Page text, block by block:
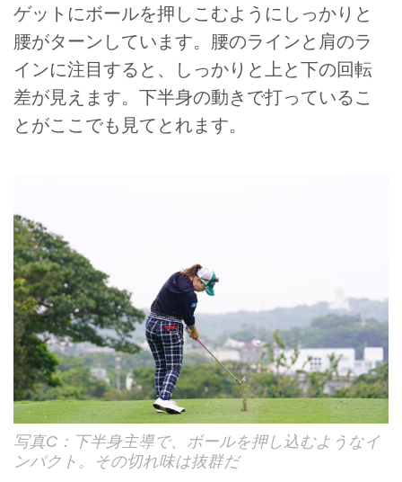
ゲットにボールを押しこむようにしっかりと
腰がターンしています。腰のラインと肩のラ
インに注目すると、しっかりと上と下の回転
差が見えます。下半身の動きで打っているこ
とがここでも見てとれます。
写真C：下半身主導で、ボールを押し込むようなイ
ンパクト。その切れ味は抜群だ